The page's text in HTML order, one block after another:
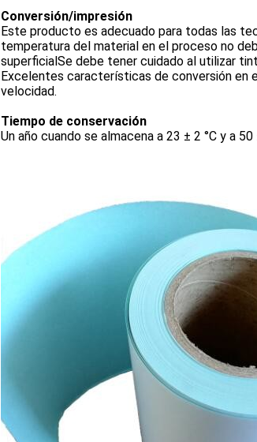
Conversión/impresión
Este producto es adecuado para todas las
temperatura del material en el proceso no
superficialSe debe tener cuidado al utilizar
Excelentes características de conversión en
velocidad.
Tiempo de conservación
Un año cuando se almacena a 23 ± 2 °C y a 50